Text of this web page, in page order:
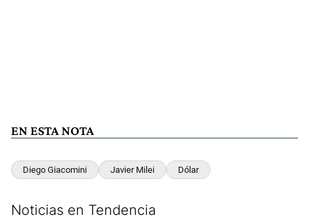
EN ESTA NOTA
Diego Giacomini Javier Milei Dólar
Noticias en Tendencia